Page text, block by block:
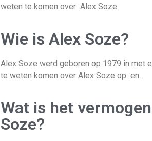
weten te komen over Alex Soze.
Wie is Alex Soze?
Alex Soze werd geboren op 1979 in met
te weten komen over Alex Soze op en .
Wat is het
Soze?